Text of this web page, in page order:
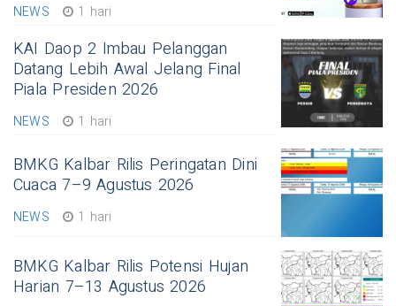
NEWS 1 hari
KAI Daop 2 Imbau Pelanggan
Datang Lebih Awal Jelang Final
Piala Presiden 2026
NEWS 1 hari
BMKG Kalbar Rilis Peringatan Dini
Cuaca 7–9 Agustus 2026
NEWS 1 hari
BMKG Kalbar Rilis Potensi Hujan
Harian 7–13 Agustus 2026